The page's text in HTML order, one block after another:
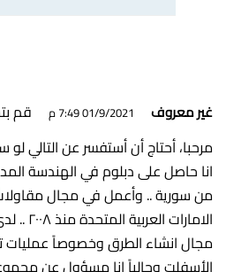
غير معروف 01/9/2021 7:49 م
قم
مرحبا، أحتاج أن أستفسر عن التالي
من سورية .. وأعمل في مجال
الامارات
مجال انشاء الطرق وخصوصاً عمليات